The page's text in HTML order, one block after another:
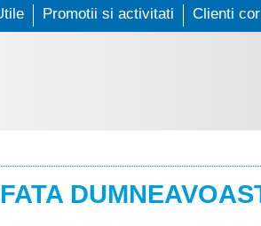
Promotii si activitati Clienti